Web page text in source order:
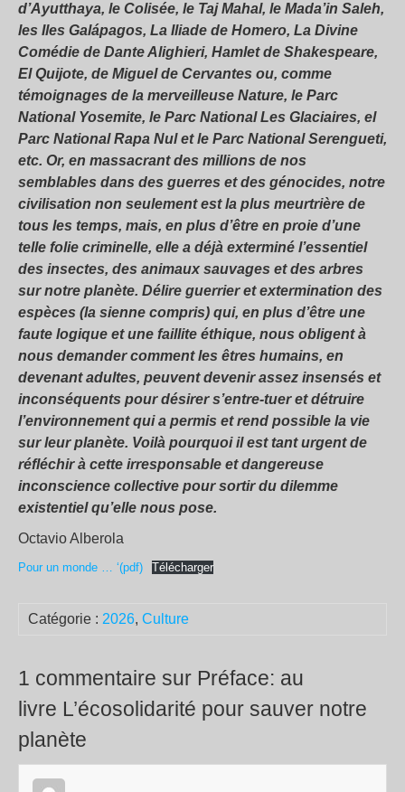
d’Ayutthaya, le Colisée, le Taj Mahal, le Mada’in Saleh,
les Iles Galápagos, La Iliade de Homero, La Divine
Comédie de Dante Alighieri, Hamlet de Shakespeare,
El Quijote, de Miguel de Cervantes ou, comme
témoignages de la merveilleuse Nature, le Parc
National Yosemite, le Parc National Les Glaciaires, el
Parc National Rapa Nul et le Parc National Serengueti,
etc. Or, en massacrant des millions de nos
semblables dans des guerres et des génocides, notre
civilisation non seulement est la plus meurtrière de
tous les temps, mais, en plus d’être en proie d’une
telle folie criminelle, elle a déjà exterminé l’essentiel
des insectes, des animaux sauvages et des arbres
sur notre planète. Délire guerrier et extermination des
espèces (la sienne compris) qui, en plus d’être une
faute logique et une faillite éthique, nous obligent à
nous demander comment les êtres humains, en
devenant adultes, peuvent devenir assez insensés et
inconséquents pour désirer s’entre-tuer et détruire
l’environnement qui a permis et rend possible la vie
sur leur planète. Voilà pourquoi il est tant urgent de
réfléchir à cette irresponsable et dangereuse
inconscience collective pour sortir du dilemme
existentiel qu’elle nous pose.
Octavio Alberola
Pour un monde … ‘(pdf) Télécharger
Catégorie : 2026, Culture
1 commentaire sur Préface: au
livre L’écosolidarité pour sauver notre
planète